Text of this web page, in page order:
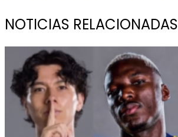
NOTICIAS RELACIONADAS